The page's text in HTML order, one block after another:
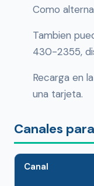
Como
Tambien
430-2355,
Recarga en
una tarjeta.
Canales
Canal